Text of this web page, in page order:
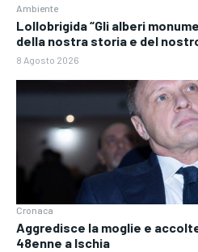
Ambiente
Lollobrigida “Gli alberi
della nostra storia e del
8 Agosto 2026
Cronaca
Aggredisce la moglie e
48enne a Ischia